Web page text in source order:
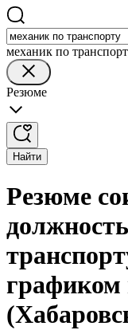
механик по
Резюме
Найти
Резюме
графиком